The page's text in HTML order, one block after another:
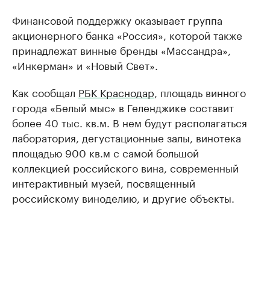
Финансовой поддержку оказывает группа
акционерного банка «Россия», которой также
принадлежат винные бренды «Массандра»,
«Инкерман» и «Новый Свет».
Как сообщал РБК Краснодар , площадь винного
города «Белый мыс» в Геленджике составит
более 40 тыс. кв.м. В нем будут располагаться
лаборатория, дегустационные залы, винотека
площадью 900 кв.м с самой большой
коллекцией российского вина, современный
интерактивный музей, посвященный
российскому виноделию, и другие объекты.